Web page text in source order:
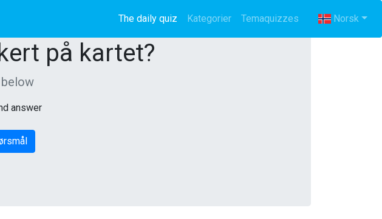
The daily quiz (current)
Kategorier Temaquizzes Norsk
på kartet?
answer